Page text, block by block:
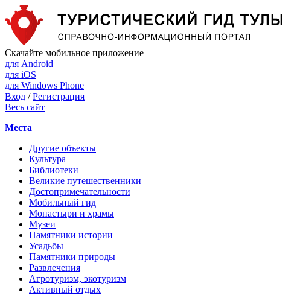
Скачайте мобильное приложение
для Android
для iOS
для Windows Phone
Вход /Регистрация
Весь сайт
Места
Другие объекты
Культура
Библиотеки
Великие путешественники
Достопримечательности
Мобильный гид
Монастыри и храмы
Музеи
Памятники истории
Усадьбы
Памятники природы
Развлечения
Агротуризм, экотуризм
Активный отдых